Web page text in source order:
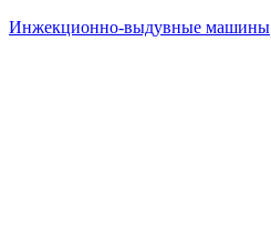
Инжекционно-выдувные машины